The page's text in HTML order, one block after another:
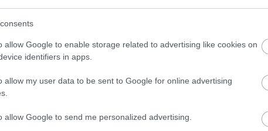
allow Google to enable storage related to advertising like cookies on
identifiers in apps.
allow my user data to be sent to Google for online advertising
allow Google to send me personalized advertising.